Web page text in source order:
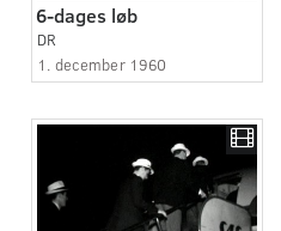
6-dages løb
DR
1. december 1960